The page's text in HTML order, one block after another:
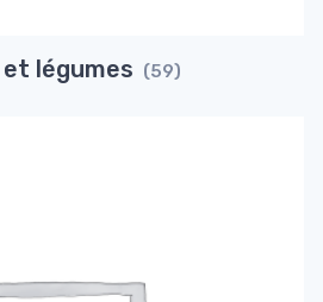
légumes (59)